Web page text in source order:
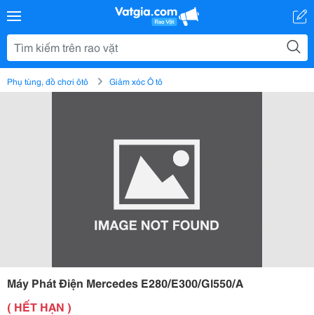
Phụ tùng, đồ chơi ôtô Giảm xóc Ô tô
Máy Phát Điện Mercedes E280/E300/Gl550/A
( HẾT HẠN )